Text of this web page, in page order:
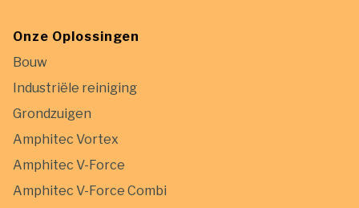
Onze Oplossingen
Bouw
Industriële reiniging
Grondzuigen
Amphitec Vortex
Amphitec V-Force
Amphitec V-Force Combi